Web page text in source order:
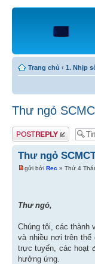
Trang chủ ‹ 1. Nhịp
Thư ngỏ
Gửi bài trả lời
Thư ngỏ
gửi bởi Rec » Thứ 4
Thư ngỏ,
Chúng tôi, các thành
và nhiều nơi trên
trực tuyến, các hoạt
hưởng ứng.